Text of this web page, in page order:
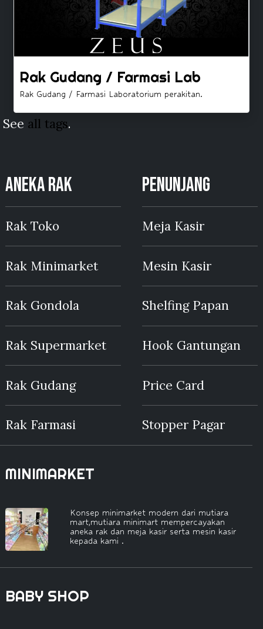
Rak Gudang / Farmasi Lab
Rak Gudang / Farmasi Laboratorium perakitan.
See all tags.
ANEKA RAK
Rak Toko
Rak Minimarket
Rak Gondola
Rak Supermarket
Rak Gudang
Rak Farmasi
PENUNJANG
Meja Kasir
Mesin Kasir
Shelfing Papan
Hook Gantungan
Price Card
Stopper Pagar
MINIMARKET
Konsep minimarket modern dari mutiara
mart,mutiara minimart mempercayakan
aneka rak dan meja kasir serta mesin kasir
kepada kami .
BABY SHOP